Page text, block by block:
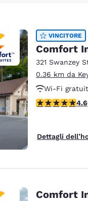
VINCITORE
Comfort
321 Swanzey
0.36 km da
Wi-Fi
Valutazione di
4.6
Dettagli
Comfort